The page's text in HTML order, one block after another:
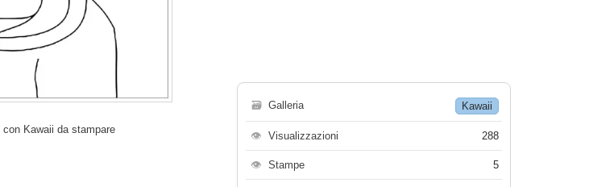
Kawaii da stampare
🗃 Galleria Kawaii
👁 Visualizzazioni 288
👁 Stampe 5